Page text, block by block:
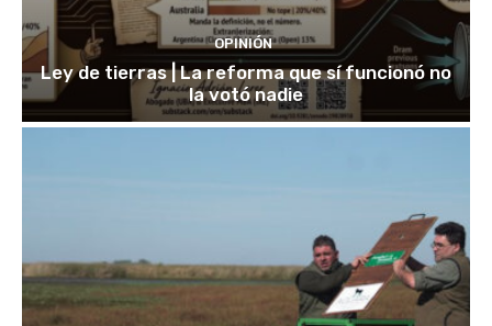
OPINIÓN
Ley de tierras | La reforma que sí funcionó no
la votó nadie